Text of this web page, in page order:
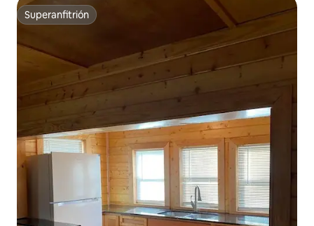
Superanfitrión
Superanfitrión